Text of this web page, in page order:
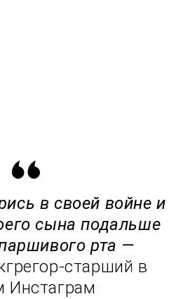
в своей войне и
сына подальше
рта —
старший в
Инстаграм